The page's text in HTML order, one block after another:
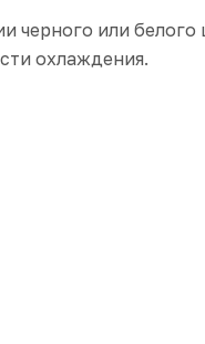
черного или белого
охлаждения.